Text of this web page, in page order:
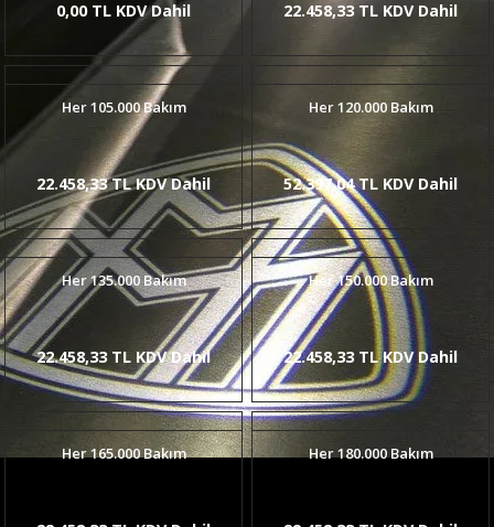
0,00 TL KDV Dahil 22.458,33 TL KDV Dahil
Her 105.000 Bakım
22.458,33 TL KDV Dahil
Her 120.000 Bakım
52.397,04 TL KDV Dahil
Her 135.000 Bakım
22.458,33 TL KDV Dahil
Her 150.000 Bakım
22.458,33 TL KDV Dahil
Her 165.000 Bakım Her 180.000 Bakım